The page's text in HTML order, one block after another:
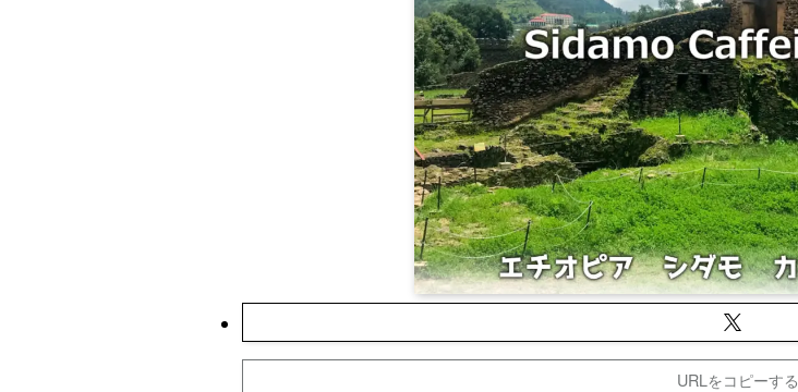
URLをコピーする